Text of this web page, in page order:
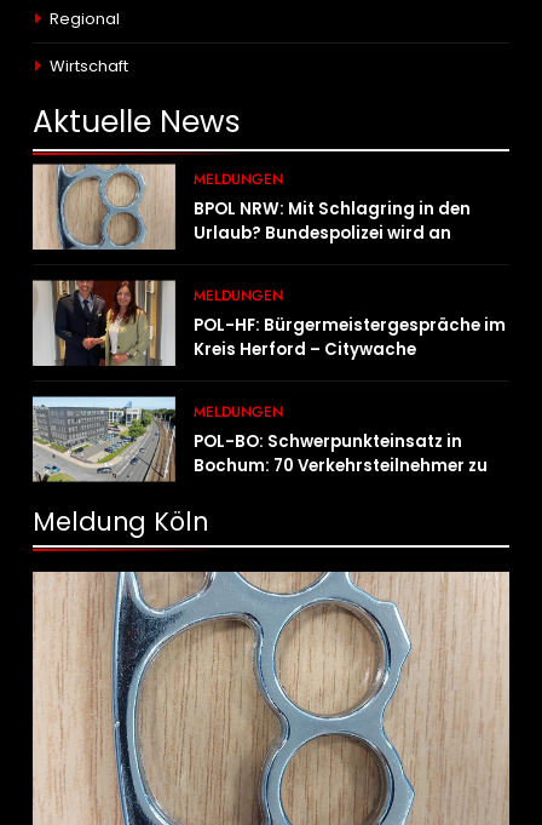
Regional
Wirtschaft
Aktuelle News
MELDUNGEN
BPOL NRW: Mit Schlagring in den
Urlaub? Bundespolizei wird an
MELDUNGEN
POL-HF: Bürgermeistergespräche im
Kreis Herford – Citywache
MELDUNGEN
POL-BO: Schwerpunkteinsatz in
Bochum: 70 Verkehrsteilnehmer zu
Meldung Köln